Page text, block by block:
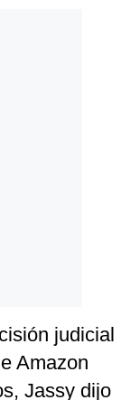
judicial
Amazon
Jassy dijo